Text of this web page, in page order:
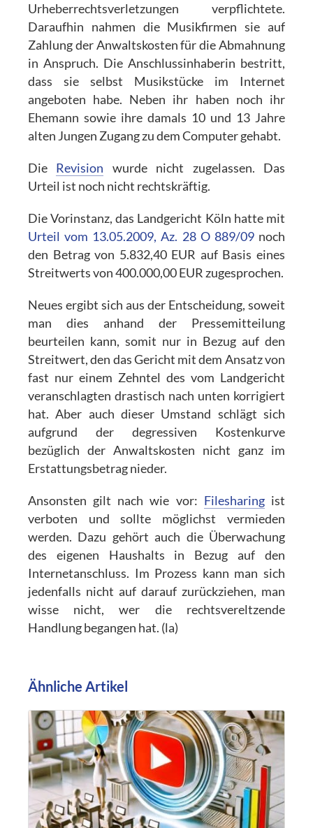
Urheberrechtsverletzungen verpflichtete.
Daraufhin nahmen die Musikfirmen sie auf
Zahlung der Anwaltskosten für die Abmahnung
in Anspruch. Die Anschlussinhaberin bestritt,
dass sie selbst Musikstücke im Internet
angeboten habe. Neben ihr haben noch ihr
Ehemann sowie ihre damals 10 und 13 Jahre
alten Jungen Zugang zu dem Computer gehabt.
Die Revision wurde nicht zugelassen. Das
Urteil ist noch nicht rechtskräftig.
Die Vorinstanz, das Landgericht Köln hatte mit
Urteil vom 13.05.2009, Az. 28 O 889/09noch
den Betrag von 5.832,40 EUR auf Basis eines
Streitwerts von 400.000,00 EUR zugesprochen.
Neues ergibt sich aus der Entscheidung, soweit
man dies anhand der Pressemitteilung
beurteilen kann, somit nur in Bezug auf den
Streitwert, den das Gericht mit dem Ansatz von
fast nur einem Zehntel des vom Landgericht
veranschlagten drastisch nach unten korrigiert
hat. Aber auch dieser Umstand schlägt sich
aufgrund der degressiven Kostenkurve
bezüglich der Anwaltskosten nicht ganz im
Erstattungsbetrag nieder.
Ansonsten gilt nach wie vor: Filesharingist
verboten und sollte möglichst vermieden
werden. Dazu gehört auch die Überwachung
des eigenen Haushalts in Bezug auf den
Internetanschluss. Im Prozess kann man sich
jedenfalls nicht auf darauf zurückziehen, man
wisse nicht, wer die rechtsvereltzende
Handlung begangen hat. (la)
Ähnliche Artikel